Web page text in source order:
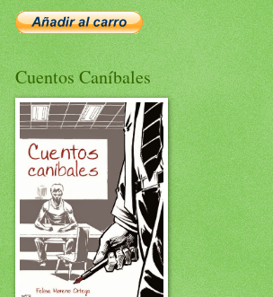
Cuentos Caníbales